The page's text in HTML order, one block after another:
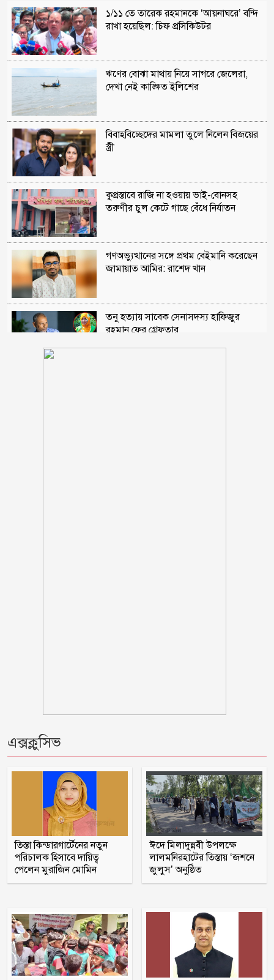
১/১১ তে তারেক রহমানকে ‘আয়নাঘরে’ বন্দি
রাখা হয়েছিল: চিফ প্রসিকিউটর
ঋণের বোঝা মাথায় নিয়ে সাগরে জেলেরা,
দেখা নেই কাঙ্ক্ষিত ইলিশের
বিবাহবিচ্ছেদের মামলা তুলে নিলেন বিজয়ের
স্ত্রী
কুপ্রস্তাবে রাজি না হওয়ায় ভাই-বোনসহ
তরুণীর চুল কেটে গাছে বেঁধে নির্যাতন
গণঅভ্যুত্থানের সঙ্গে প্রথম বেইমানি করেছেন
জামায়াত আমির: রাশেদ খান
তনু হত্যায় সাবেক সেনাসদস্য হাফিজুর
রহমান ফের গ্রেফতার
নোয়াখালীতে পর্নোগ্রাফি চক্রের ৫ সদস্য
গ্রেপ্তার: উদ্ধার ৪ তরুণী
পঞ্চগড় সদর উপজেলার সাবেক ভাইস
চেয়ারম্যান কাজী আল তারিক গ্রেফতার
ভাঙ্গায় নির্মাণাধীন ভবনে সেন্টারিং খুলতে
ঠাকূরগাঁওয়ের রাণীশংকৈলে দৃষ্টিনন্দন মডেল
মসজিদের শুভ উদ্বোধন
এক্সক্লুসিভ
তিস্তা কিন্ডারগার্টেনের নতুন
পরিচালক হিসাবে দায়িত্ব
পেলেন মুরাজিন মোমিন
ঈদে মিলাদুন্নবী উপলক্ষে
লালমনিরহাটের তিস্তায় ‘জশনে
জুলুস’ অনুষ্ঠিত